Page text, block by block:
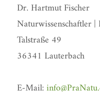
Dr. Hartmut Fischer
Naturwissenschaftler
Talstraße 49
36341 Lauterbach
E-Mail: